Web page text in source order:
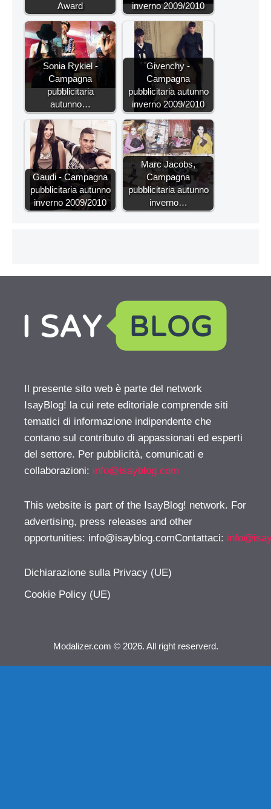
Award
inverno 2009/2010
Sonia Rykiel -
Campagna
pubblicitaria
autunno…
Givenchy -
Campagna
pubblicitaria autunno
inverno 2009/2010
Gaudi - Campagna
pubblicitaria autunno
inverno 2009/2010
Marc Jacobs,
Campagna
pubblicitaria autunno
inverno…
Il presente sito web è parte del network
IsayBlog! la cui rete editoriale comprende siti
tematici di informazione indipendente che
contano sul contributo di appassionati ed esperti
del settore. Per pubblicità, comunicati e
collaborazioni: info@isayblog.com
This website is part of the IsayBlog! network. For
advertising, press releases and other
opportunities: info@isayblog.comContattaci:
Dichiarazione sulla Privacy (UE)
Cookie Policy (UE)
Modalizer.com © 2026. All right reserverd.